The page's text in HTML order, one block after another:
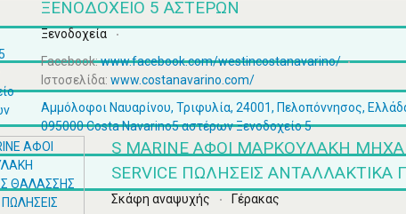
ΞΕΝΟΔΟΧΕΊΟ 5 ΑΣΤΈΡΩΝ
Ξενοδοχεία
Facebook:www.facebook.com/westincostanavarino/
Ιστοσελίδα: www.costanavarino.com/
Αμμόλοφοι Ναυαρίνου, Τριφυλία, 24001, Πελοπόννησος,
095000 Costa Navarino5 αστέρων Ξενοδοχείο 5
S MARINE ΑΦΟΙ ΜΑΡΚΟΥΛΑΚΗ
SERVICE ΠΩΛΗΣΕΙΣ ΑΝΤΑΛΛΑΚΤΙΚΑ
Σκάφη αναψυχής
Γέρακας